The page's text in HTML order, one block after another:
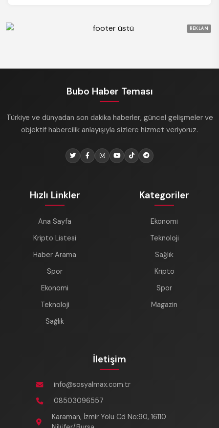
REKLAM
Bubo Haber Teması
Türkiye ve dünyadan son dakika haberler, güncel gelişmeler ve
objektif habercilik anlayışıyla sizlere hizmet veriyoruz.
Hızlı Linkler
Ana Sayfa
Kripto Listesi
Haber Arama
Spor
Ekonomi
Teknoloji
Sağlık
Kategoriler
Ekonomi
Teknoloji
Sağlık
Kripto
Spor
Magazin
İletişim
info@sosyalmax.com.tr
08503096557
Karaman, İzmir Yolu Cd No:90, 16110